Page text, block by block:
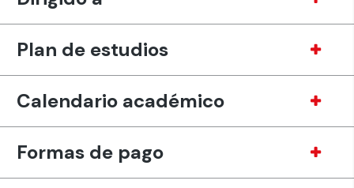
Plan de estudios
Calendario académico
Formas de pago